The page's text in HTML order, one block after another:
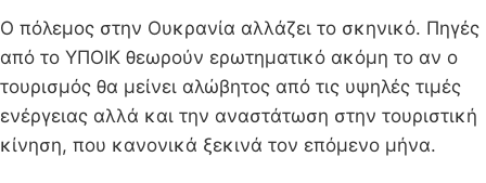
Ο πόλεμος στην Ουκρανία αλλάζει το σκηνικό. Πηγές
από το ΥΠΟΙΚ θεωρούν ερωτηματικό ακόμη το αν ο
τουρισμός θα μείνει αλώβητος από τις υψηλές τιμές
ενέργειας αλλά και την αναστάτωση στην τουριστική
κίνηση, που κανονικά ξεκινά τον επόμενο μήνα.